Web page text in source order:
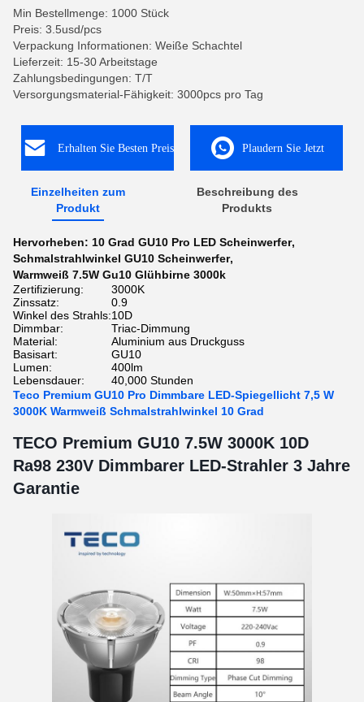
Min Bestellmenge: 1000 Stück
Preis: 3.5usd/pcs
Verpackung Informationen: Weiße Schachtel
Lieferzeit: 15-30 Arbeitstage
Zahlungsbedingungen: T/T
Versorgungsmaterial-Fähigkeit: 3000pcs pro Tag
Erhalten Sie Besten Preis Plaudern Sie Jetzt
Einzelheiten zum
Produkt
Beschreibung des
Produkts
Hervorheben: 10 Grad GU10 Pro LED Scheinwerfer,
Schmalstrahlwinkel GU10 Scheinwerfer,
Warmweiß 7.5W Gu10 Glühbirne 3000k
Zertifizierung:
3000K
Zinssatz:
0.9
Winkel des Strahls:10D
Dimmbar:
Triac-Dimmung
Material:
Aluminium aus Druckguss
Basisart:
GU10
Lumen:
400lm
Lebensdauer:
40,000 Stunden
Teco Premium GU10 Pro Dimmbare LED-Spiegellicht 7,5 W
3000K Warmweiß Schmalstrahlwinkel 10 Grad
TECO Premium GU10 7.5W 3000K 10D
Ra98 230V Dimmbarer LED-Strahler 3 Jahre
Garantie